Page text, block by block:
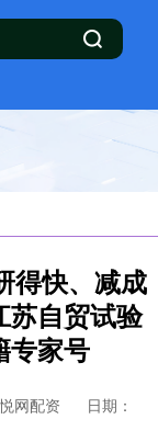
得快、减成
苏自贸试验
专家号
网配资
日期：